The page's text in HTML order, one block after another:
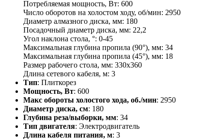
Потребляемая мощность, Вт: 600
Число оборотов на холостом ходу, об/мин: 2950
Диаметр алмазного диска, мм: 180
Посадочный диаметр диска, мм: 22,2
Угол наклона стола, °: 0-45
Максимальная глубина пропила (90°), мм: 34
Максимальная глубина пропила (45°), мм: 18
Размер рабочего стола, мм: 330x360
Длина сетевого кабеля, м: 3
Тип: Плиткорез
Мощность, Вт: 600
Макс обороты холостого хода, об./мин: 2950
Диаметр диска, см: 180
Глубина реза/выборки, мм: 34
Тип двигателя: Электродвигатель
Длина кабеля питания, м: 3